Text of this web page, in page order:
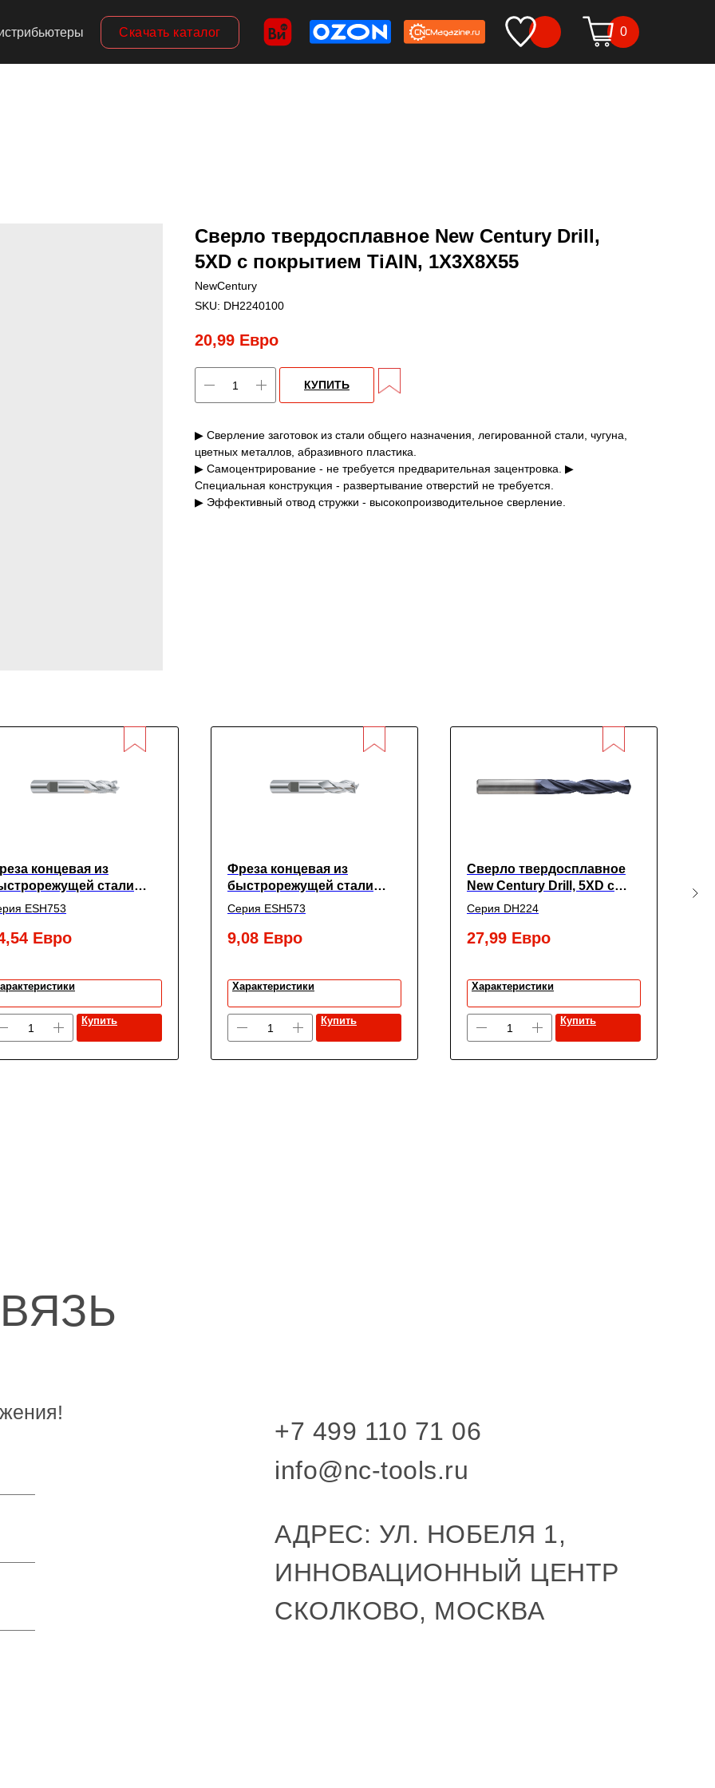
0
Скачать каталог
Сверло твердосплавное New Century Drill,
5XD с покрытием TiАIN, 1X3X8X55
NewCentury
SKU: DH2240100
20,99 Евро
КУПИТЬ
▶ Сверление заготовок из стали общего назначения, легированной стали, чугуна,
цветных металлов, абразивного пластика.
▶ Самоцентрирование - не требуется предварительная зацентровка. ▶
Специальная конструкция - развертывание отверстий не требуется.
▶ Эффективный отвод стружки - высокопроизводительное сверление.
концевая из
стали
HARDENED
с углом
30° черновая с
New Century
ESH753
Евро
Купить
Фреза концевая из
быстрорежущей стали
SUPER HARDENED с 3-мя
зубьями с углом спирали
30° укороченная,
Серия ESH573
9,08 Евро
Характеристики
Купить
Сверло твердосплавное
New Century Drill, 5XD с
покрытием TiАIN,
6.3X8X53X91
Серия DH224
27,99 Евро
Характеристики
Купить
+7 499 110 71 06
info@nc-tools.ru
АДРЕС: УЛ. НОБЕЛЯ 1,
ИННОВАЦИОННЫЙ ЦЕНТР
СКОЛКОВО, МОСКВА